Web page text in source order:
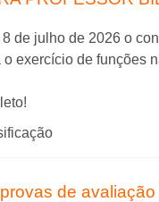
de julho de 2026 o
exercício de funções
de